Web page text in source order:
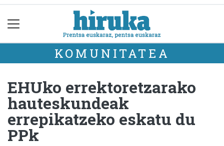
KOMUNITATEA
EHUko errektoretzarako
hauteskundeak
errepikatzeko eskatu du
PPk